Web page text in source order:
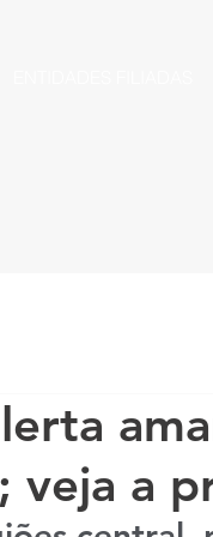
veja a